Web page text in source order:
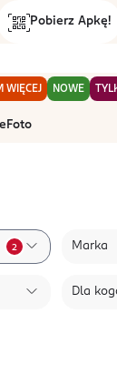
Pobierz Apkę!
WIĘCEJ NOWE
Foto
2 Marka
Dla